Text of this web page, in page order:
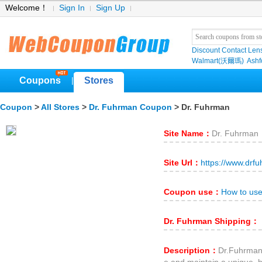
Welcome！ Sign In Sign Up
Discount Contact
Walmart(沃爾瑪)
Coupons Stores
Coupon > All Stores > Dr. Fuhrman Coupon > Dr. Fuhrman
Site Name： Dr. Fuhrman
Site Url： https://
Coupon use： How to
Dr. Fuhrman Shipping：
Description：